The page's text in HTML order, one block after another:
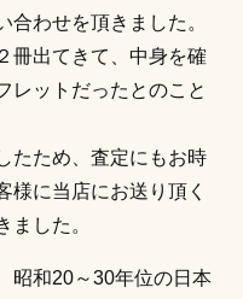
わせを頂きました。
冊出てきて、中身を確
レットだったとのこと
たため、査定にもお時
様に当店にお送り頂く
ました。
昭和20～30年位の日本